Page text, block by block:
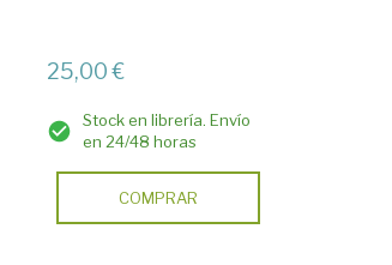
25,00 €
Stock en librería. Envío
en 24/48 horas
COMPRAR